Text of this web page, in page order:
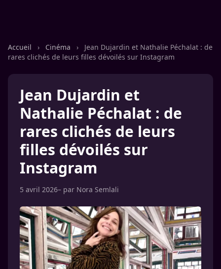
Accueil › Cinéma ›
Jean Dujardin et Nathalie Péchalat : de
rares clichés de leurs filles dévoilés sur Instagram
Jean Dujardin et
Nathalie Péchalat : de
rares clichés de leurs
filles dévoilés sur
Instagram
5 avril 2026– par Nora Semlali